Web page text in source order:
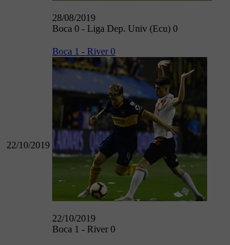
28/08/2019
Boca 0 - Liga Dep. Univ (Ecu) 0
22/10/2019
Boca 1 - River 0
22/10/2019
Boca 1 - River 0